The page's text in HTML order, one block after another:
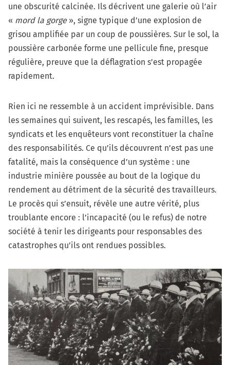
une obscurité calcinée. Ils décrivent une galerie où l’air
« mord la gorge», signe typique d’une explosion de
grisou amplifiée par un coup de poussières. Sur le sol, la
poussière carbonée forme une pellicule fine, presque
régulière, preuve que la déflagration s’est propagée
rapidement.
Rien ici ne ressemble à un accident imprévisible. Dans
les semaines qui suivent, les rescapés, les familles, les
syndicats et les enquêteurs vont reconstituer la chaîne
des responsabilités. Ce qu’ils découvrent n’est pas une
fatalité, mais la conséquence d’un système : une
industrie minière poussée au bout de la logique du
rendement au détriment de la sécurité des travailleurs.
Le procès qui s’ensuit, révèle une autre vérité, plus
troublante encore : l’incapacité (ou le refus) de notre
société à tenir les dirigeants pour responsables des
catastrophes qu’ils ont rendues possibles.